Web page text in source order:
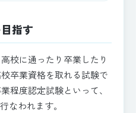
指す
校に通ったり卒業したり
卒業資格を取れる試験で
程度認定試験といって、
なわれます。